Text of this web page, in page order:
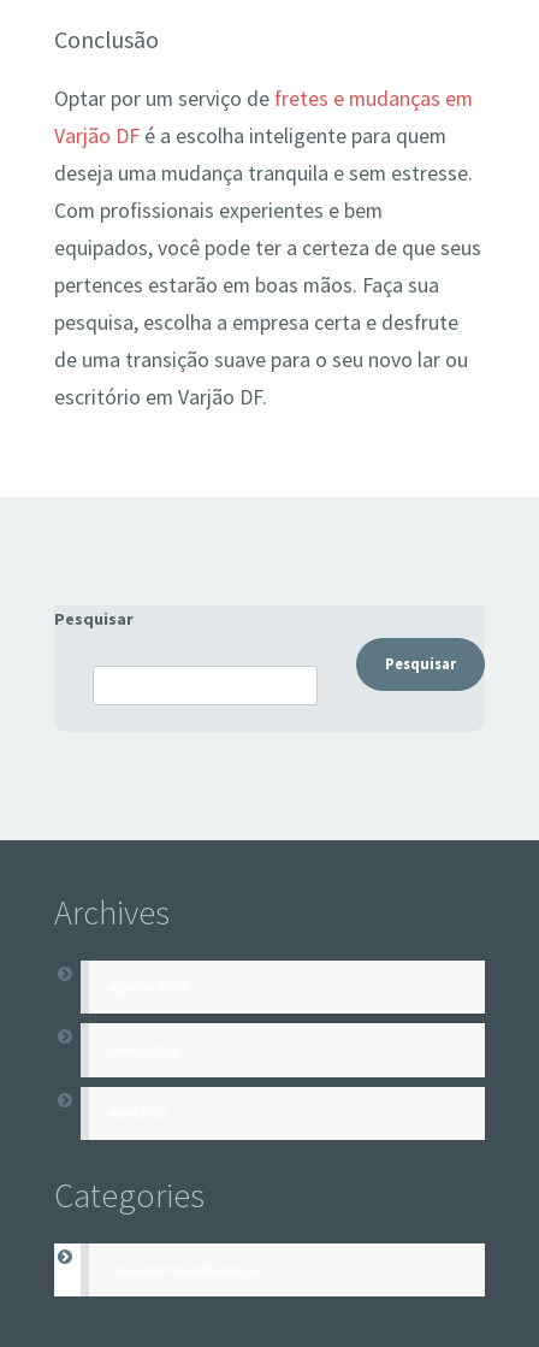
Conclusão
Optar por um serviço de fretes e mudanças em
Varjão DFé a escolha inteligente para quem
deseja uma mudança tranquila e sem estresse.
Com profissionais experientes e bem
equipados, você pode ter a certeza de que seus
pertences estarão em boas mãos. Faça sua
pesquisa, escolha a empresa certa e desfrute
de uma transição suave para o seu novo lar ou
escritório em Varjão DF.
Pesquisar
Pesquisar
Archives
Categories